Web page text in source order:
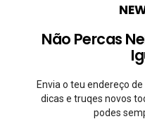
Não Percas
Envia o teu endereço
dicas e truqes novos
podes